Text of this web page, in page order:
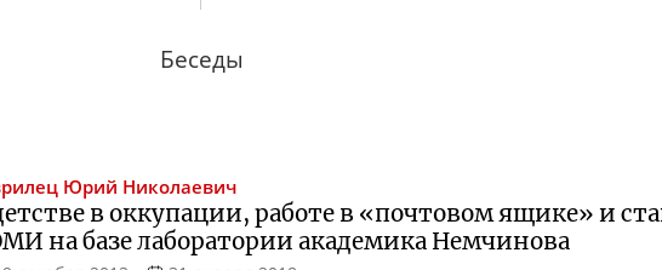
Беседы
Юрий Николаевич
в оккупации, работе в «почтовом ящике» и
на базе лаборатории академика Немчинова